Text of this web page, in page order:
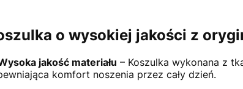
o wysokiej jakości z
jakość materiału – Koszulka wykonana z
komfort noszenia przez cały dzień.